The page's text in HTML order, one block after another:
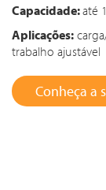
Capacidade:até
Aplicações:
trabalho ajustável
Conheça a